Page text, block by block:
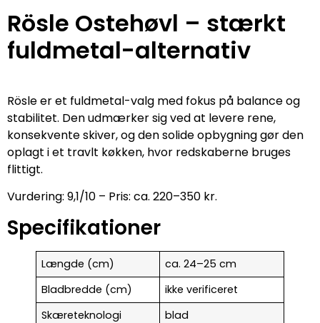
Rösle Ostehøvl – stærkt
fuldmetal-alternativ
Rösle er et fuldmetal-valg med fokus på balance og
stabilitet. Den udmærker sig ved at levere rene,
konsekvente skiver, og den solide opbygning gør den
oplagt i et travlt køkken, hvor redskaberne bruges
flittigt.
Vurdering: 9,1/10 – Pris: ca. 220–350 kr.
Specifikationer
Længde (cm)
ca. 24–25 cm
Bladbredde (cm)
ikke verificeret
Skæreteknologi
blad